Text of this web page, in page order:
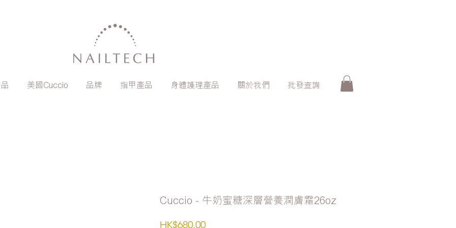
美國Cuccio 品牌 指甲產品 身體護理產品 關於我們 批發查詢
Cuccio - 牛奶蜜糖深層營養潤膚霜26oz
HK$680.00價